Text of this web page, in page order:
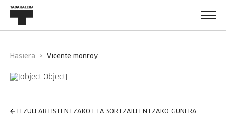
Hasiera vicente monroy
ITZULI ARTISTENTZAKO ETA SORTZAILEENTZAKO GUNERA